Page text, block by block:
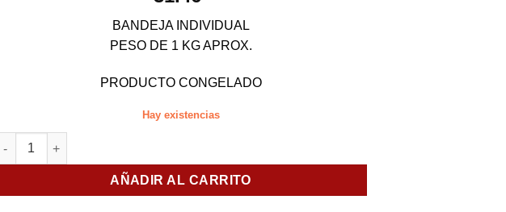
BANDEJA INDIVIDUAL
PESO DE 1 KG APROX.
PRODUCTO CONGELADO
Hay existencias
SECRETO IBERICO cantidad
AÑADIR AL CARRITO